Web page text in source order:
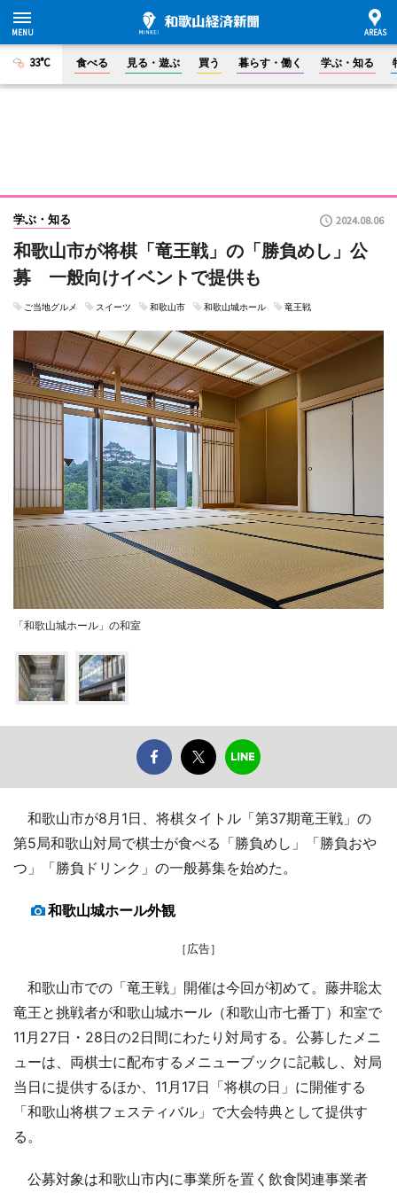
33°C 食べる 見る・遊ぶ 買う 暮らす・働く 学ぶ・知る
学ぶ・知る 2024.08.06
和歌山市が将棋「竜王戦」の「勝負めし」公
募 一般向けイベントで提供も
ご当地グルメ スイーツ 和歌山市 和歌山城ホール 竜王戦
「和歌山城ホール」の和室
和歌山市が8月1日、将棋タイトル「第37期竜王戦」の
第5局和歌山対局で棋士が食べる「勝負めし」「勝負おや
つ」「勝負ドリンク」の一般募集を始めた。
和歌山城ホール外観
［広告］
和歌山市での「竜王戦」開催は今回が初めて。藤井聡太
竜王と挑戦者が和歌山城ホール（和歌山市七番丁）和室で
11月27日・28日の2日間にわたり対局する。公募したメニ
ューは、両棋士に配布するメニューブックに記載し、対局
当日に提供するほか、11月17日「将棋の日」に開催する
「和歌山将棋フェスティバル」で大会特典として提供す
る。
公募対象は和歌山市内に事業所を置く飲食関連事業者